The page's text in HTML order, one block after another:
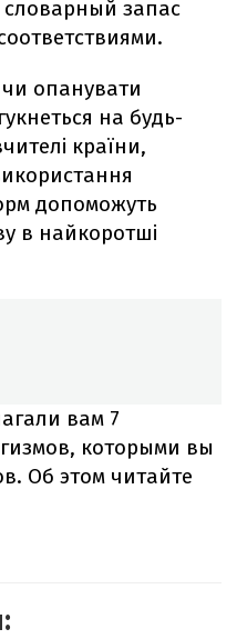
запас
чи опанувати
на будь-
країни,
допоможуть
в найкоротші
вам 7
которыми вы
Об этом читайте